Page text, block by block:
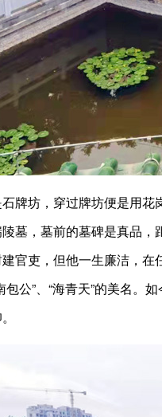
坊，穿过牌坊便是用花
墓，墓前的墓碑是真品
官吏，但他一生廉洁，
包公”、“海青天”的美名